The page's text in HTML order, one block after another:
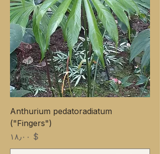
Anthurium pedatoradiatum
("Fingers")
Price
$ ۱۸٫۰۰